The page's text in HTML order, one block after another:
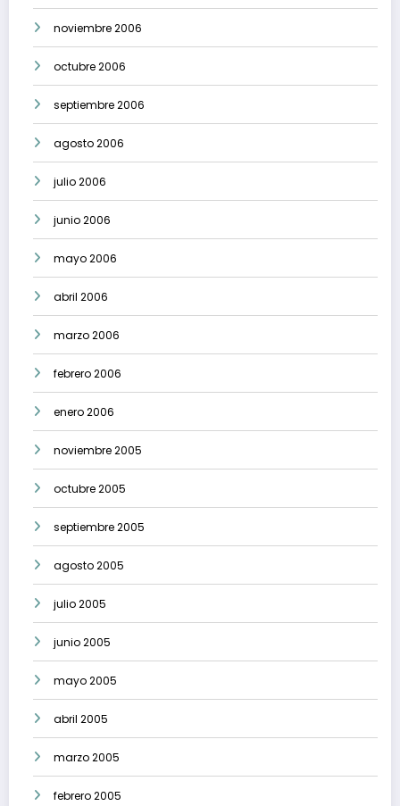
noviembre 2006
octubre 2006
septiembre 2006
agosto 2006
julio 2006
junio 2006
mayo 2006
abril 2006
marzo 2006
febrero 2006
enero 2006
noviembre 2005
octubre 2005
septiembre 2005
agosto 2005
julio 2005
junio 2005
mayo 2005
abril 2005
marzo 2005
febrero 2005